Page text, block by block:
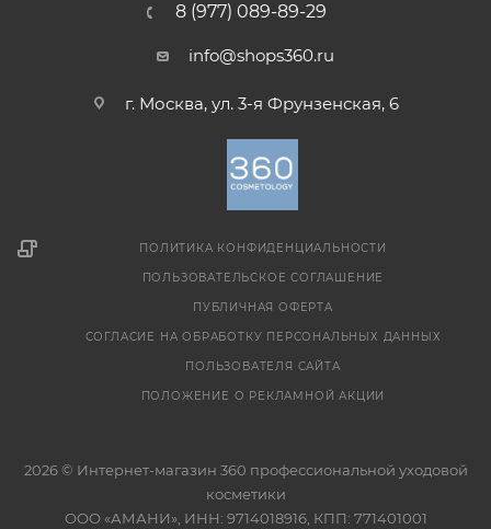
8 (977) 089-89-29
info@shops360.ru
г. Москва, ул. 3-я Фрунзенская, 6
ПОЛИТИКА КОНФИДЕНЦИАЛЬНОСТИ
ПОЛЬЗОВАТЕЛЬСКОЕ СОГЛАШЕНИЕ
ПУБЛИЧНАЯ ОФЕРТА
СОГЛАСИЕ НА ОБРАБОТКУ ПЕРСОНАЛЬНЫХ ДАННЫХ
ПОЛЬЗОВАТЕЛЯ САЙТА
ПОЛОЖЕНИЕ О РЕКЛАМНОЙ АКЦИИ
2026 © Интернет-магазин 360 профессиональной уходовой
косметики
ООО «АМАНИ», ИНН: 9714018916, КПП: 771401001